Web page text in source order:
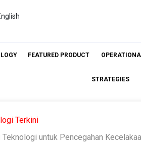
FEATURED PRODUCT
STRATEGIES
Terkini
untuk Pencegahan